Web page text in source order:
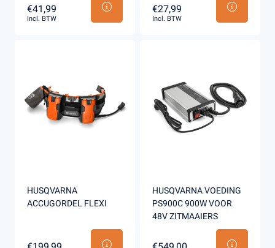
€41,99
Incl. BTW
€27,99
Incl. BTW
HUSQVARNA
ACCUGORDEL FLEXI
HUSQVARNA VOEDING
PS900C 900W VOOR
48V ZITMAAIERS